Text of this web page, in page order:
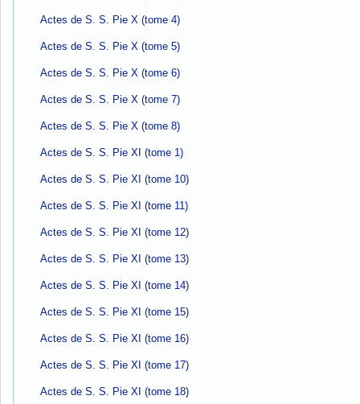
Actes de S. S. Pie X (tome 4)
Actes de S. S. Pie X (tome 5)
Actes de S. S. Pie X (tome 6)
Actes de S. S. Pie X (tome 7)
Actes de S. S. Pie X (tome 8)
Actes de S. S. Pie XI (tome 1)
Actes de S. S. Pie XI (tome 10)
Actes de S. S. Pie XI (tome 11)
Actes de S. S. Pie XI (tome 12)
Actes de S. S. Pie XI (tome 13)
Actes de S. S. Pie XI (tome 14)
Actes de S. S. Pie XI (tome 15)
Actes de S. S. Pie XI (tome 16)
Actes de S. S. Pie XI (tome 17)
Actes de S. S. Pie XI (tome 18)